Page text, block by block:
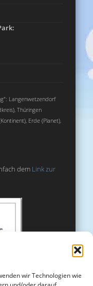
wir Technologien wie
Langenwetzendorf
Thüringen
Erde (Planet),
dem Link zur